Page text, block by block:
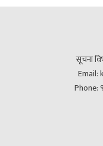
सूचना
Email:
Phone: